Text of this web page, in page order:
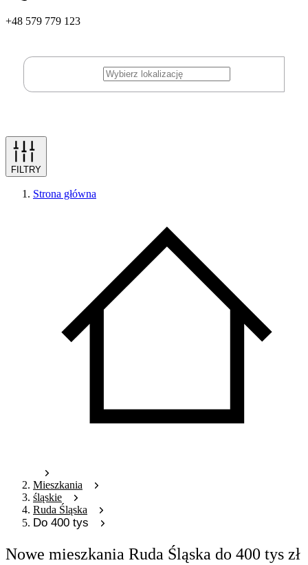
+48 579 779 123
FILTRY
Strona główna
Mieszkania
śląskie
Ruda Śląska
Do 400 tys
Nowe mieszkania Ruda Śląska do 400 tys zł